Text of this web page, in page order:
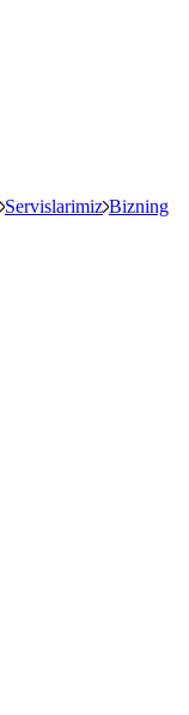
Servislarimiz Bizning